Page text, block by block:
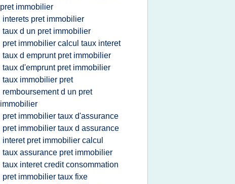
pret immobilier
interets pret immobilier
taux d un pret immobilier
pret immobilier calcul taux interet
taux d emprunt pret immobilier
taux d'emprunt pret immobilier
taux immobilier pret
remboursement d un pret
immobilier
pret immobilier taux d'assurance
pret immobilier taux d assurance
interet pret immobilier calcul
taux assurance pret immobilier
taux interet credit consommation
pret immobilier taux fixe